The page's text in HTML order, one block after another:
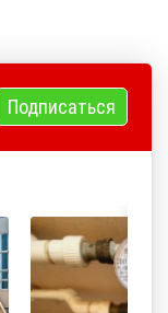
Подписаться